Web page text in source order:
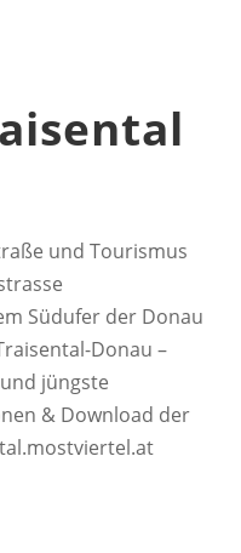
und Tourismus
Südufer der Donau
Donau –
jüngste
& Download der